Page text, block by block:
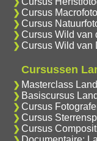
Cursus
Cursus
Cursus Wild van
Cursus Wild van
Cursussen
Masterclass
Basiscursus
Cursus
Cursus
Cursus